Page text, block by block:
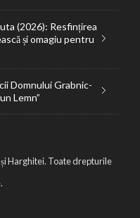
(2026): Resfințirea
și omagiu pentru
Domnului Grabnic-
Lemn”
Harghitei. Toate drepturile